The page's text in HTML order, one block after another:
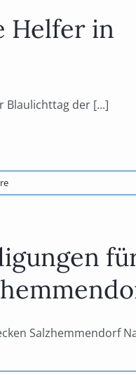
Helfer in
Blaulichttag der [...]
Salzhemmendorf